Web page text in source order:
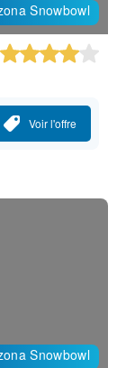
Snowbowl
Voir l'offre
Snowbowl